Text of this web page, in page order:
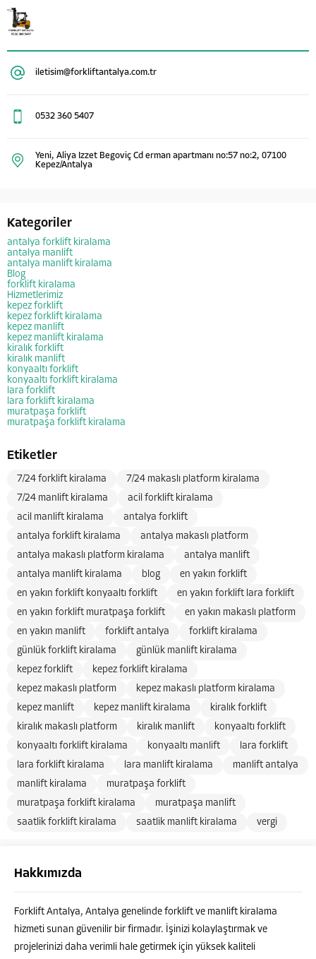
iletisim@forkliftantalya.com.tr
0532 360 5407
Yeni, Aliya Izzet Begoviç Cd erman apartmanı no:57 no:2, 07100
Kepez/Antalya
Kategoriler
antalya forklift kiralama
antalya manlift
antalya manlift kiralama
Blog
forklift kiralama
Hizmetlerimiz
kepez forklift
kepez forklift kiralama
kepez manlift
kepez manlift kiralama
kiralık forklift
kiralık manlift
konyaaltı forklift
konyaaltı forklift kiralama
lara forklift
lara forklift kiralama
muratpaşa forklift
muratpaşa forklift kiralama
Etiketler
7/24 forklift kiralama
7/24 makaslı platform kiralama
7/24 manlift kiralama
acil forklift kiralama
acil manlift kiralama
antalya forklift
antalya forklift kiralama
antalya makaslı platform
antalya makaslı platform kiralama
antalya manlift
antalya manlift kiralama
blog
en yakın forklift
en yakın forklift konyaaltı forklift
en yakın forklift lara forklift
en yakın forklift muratpaşa forklift
en yakın makaslı platform
en yakın manlift
forklift antalya
forklift kiralama
günlük forklift kiralama
günlük manlift kiralama
kepez forklift
kepez forklift kiralama
kepez makaslı platform
kepez makaslı platform kiralama
kepez manlift
kepez manlift kiralama
kiralık forklift
kiralık makaslı platform
kiralık manlift
konyaaltı forklift
konyaaltı forklift kiralama
konyaaltı manlift
lara forklift
lara forklift kiralama
lara manlift kiralama
manlift antalya
manlift kiralama
muratpaşa forklift
muratpaşa forklift kiralama
muratpaşa manlift
saatlik forklift kiralama
saatlik manlift kiralama vergi
Hakkımızda
Forklift Antalya, Antalya genelinde forklift ve manlift kiralama
hizmeti sunan güvenilir bir firmadır. İşinizi kolaylaştırmak ve
projelerinizi daha verimli hale getirmek için yüksek kaliteli